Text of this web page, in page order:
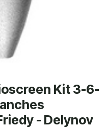
Kit 3-6-
- Delynov